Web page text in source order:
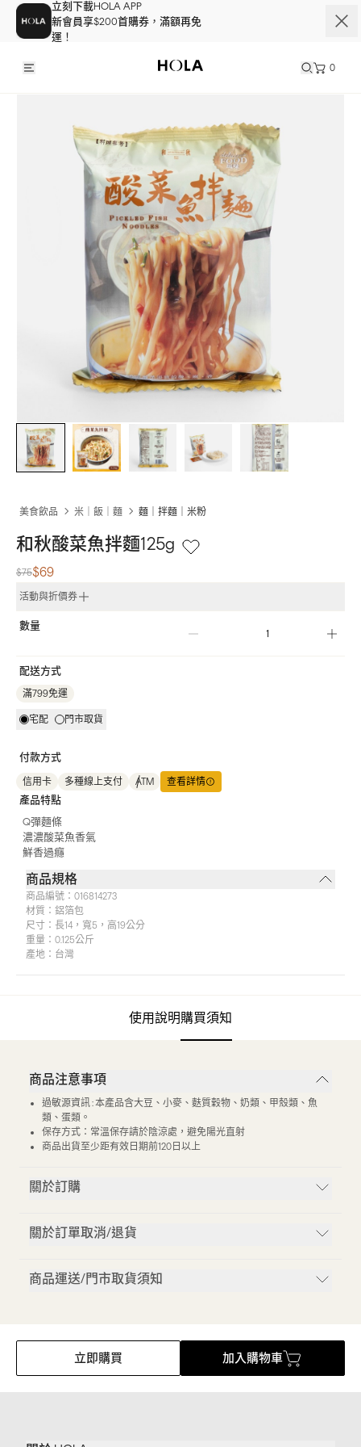
立刻下載HOLA APP
新會員享$200首購券，滿額再免
運！
0
美食飲品 米｜飯｜麵 麵｜拌麵｜米粉
和秋酸菜魚拌麵125g
$75$69
活動與折價券
數量
配送方式
滿799免運
宅配 門市取貨
付款方式
信用卡 多種線上支付 ATM 查看詳情
產品特點
Q彈麵條
濃濃酸菜魚香氣
鮮香過癮
商品規格
商品編號： 016814273
材質： 鋁箔包
尺寸： 長14，寬5，高19公分
重量： 0.125公斤
產地： 台灣
使用說明購買須知
商品注意事項
過敏源資訊 : 本產品含大豆、小麥、麩質穀物、奶類、甲殼類、魚
類、蛋類。
保存方式：常溫保存請於陰涼處，避免陽光直射
商品出貨至少距有效日期前120日以上
關於訂購
關於訂單取消/退貨
商品運送/門市取貨須知
立即購買 加入購物車